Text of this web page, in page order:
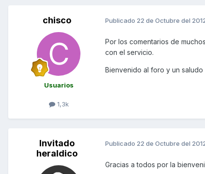
chisco
Usuarios
1,3k
Publicado 22 de Octubre del
Por los comentarios de
con el servicio.
Bienvenido al foro y un saludo
Invitado
heraldico
Publicado 22 de Octubre del
Gracias a todos por la